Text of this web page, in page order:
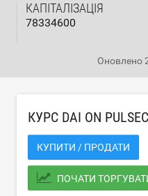
КАПІТАЛІЗАЦІЯ
78334600
Оновлено
КУРС DAI ON
КУПИТИ / ПРОДАТИ
ПОЧАТИ